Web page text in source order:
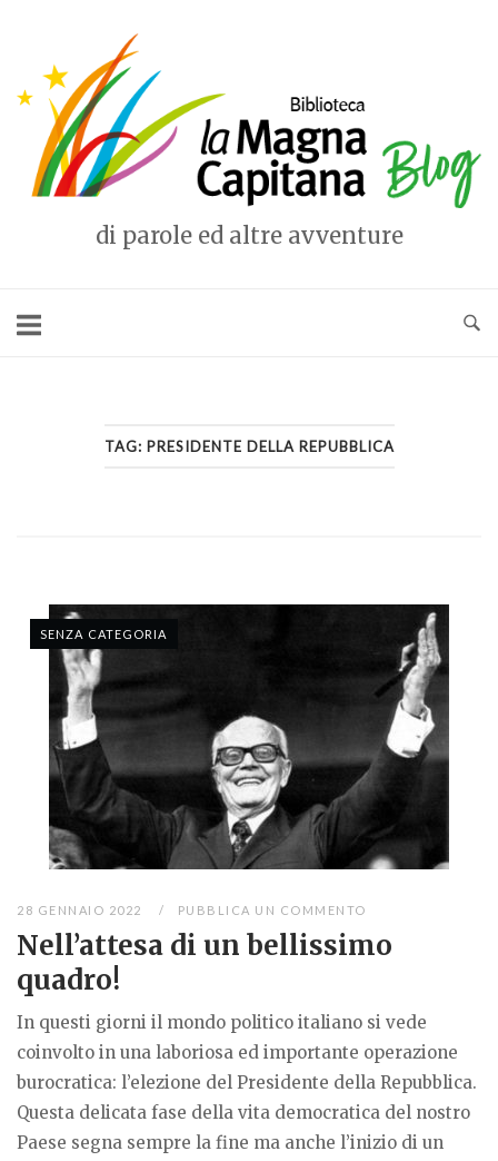
contenuto
di parole ed altre avventure
TAG: PRESIDENTE DELLA REPUBBLICA
SENZA CATEGORIA
28 GENNAIO 2022 PUBBLICA UN COMMENTO
Nell’attesa di un bellissimo
quadro!
In questi giorni il mondo politico italiano si vede
coinvolto in una laboriosa ed importante operazione
burocratica: l’elezione del Presidente della Repubblica.
Questa delicata fase della vita democratica del nostro
Paese segna sempre la fine ma anche l’inizio di un